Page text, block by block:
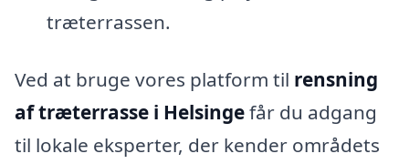
træterrassen.
Ved at bruge vores platform til rensning
af træterrasse i Helsingefår du adgang
til lokale eksperter, der kender områdets